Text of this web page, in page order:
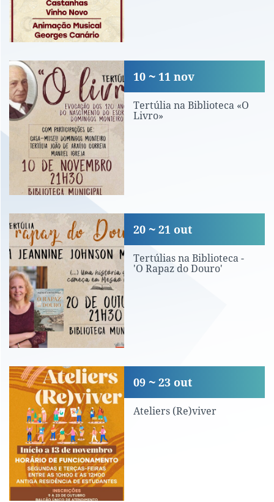
Tertúlia na Biblioteca «O Livro»
Tertúlia na Biblioteca «O
Livro»
10 11 nov
Tertúlias na Biblioteca - 'O Rapaz do
Tertúlias na Biblioteca -
'O Rapaz do Douro'
20 21 out
Ateliers (Re)viver
Ateliers (Re)viver
09 23 out